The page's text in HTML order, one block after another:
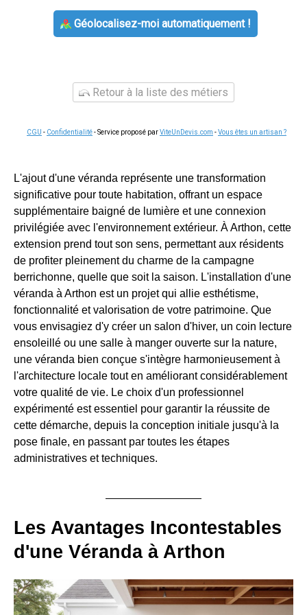
Géolocalisez-moi automatiquement !
Retour à la liste des métiers
CGU - Confidentialité- Service proposé parViteUnDevis.com -Vous êtes un artisan ?
L'ajout d'une véranda représente une transformation
significative pour toute habitation, offrant un espace
supplémentaire baigné de lumière et une connexion
privilégiée avec l'environnement extérieur. À Arthon, cette
extension prend tout son sens, permettant aux résidents
de profiter pleinement du charme de la campagne
berrichonne, quelle que soit la saison. L'installation d'une
véranda à Arthon est un projet qui allie esthétisme,
fonctionnalité et valorisation de votre patrimoine. Que
vous envisagiez d'y créer un salon d'hiver, un coin lecture
ensoleillé ou une salle à manger ouverte sur la nature,
une véranda bien conçue s'intègre harmonieusement à
l'architecture locale tout en améliorant considérablement
votre qualité de vie. Le choix d'un professionnel
expérimenté est essentiel pour garantir la réussite de
cette démarche, depuis la conception initiale jusqu'à la
pose finale, en passant par toutes les étapes
administratives et techniques.
Les Avantages Incontestables
d'une Véranda à Arthon